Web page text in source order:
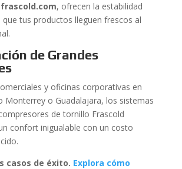
, ofrecen la estabilidad
que tus productos lleguen frescos al
de Grandes
y oficinas corporativas en
Monterrey o Guadalajara, los sistemas
de tornillo Frascold
confort inigualable con un costo
casos de éxito. Explora cómo